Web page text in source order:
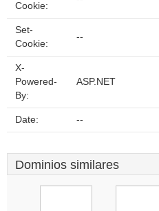
Cookie:
Set-
Cookie:
--
X-
Powered-
By:
ASP.NET
Date: --
Dominios similares